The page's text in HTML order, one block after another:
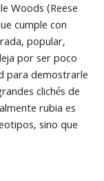
Woods (Reese
cumple con
popular,
por ser poco
para demostrarle
clichés de
rubia es
sino que